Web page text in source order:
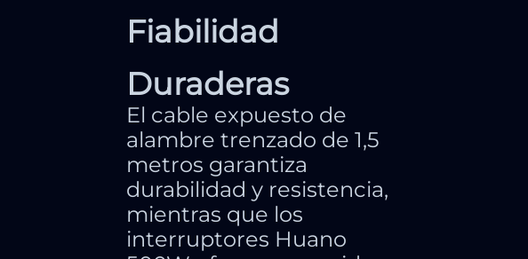
Fiabilidad
Duraderas
El cable expuesto de
alambre trenzado de 1,5
metros garantiza
durabilidad y resistencia,
mientras que los
interruptores Huano